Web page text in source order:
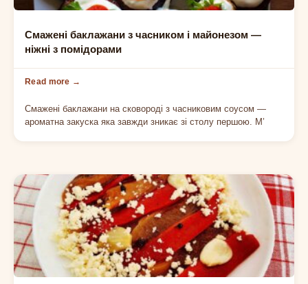
ХОЛОДНІ ЗАКУСКИ
Смажені баклажани з часником і майонезом —
ніжні з помідорами
Смажені баклажани на сковороді з часниковим соусом —
ароматна закуска яка завжди зникає зі столу першою. М’